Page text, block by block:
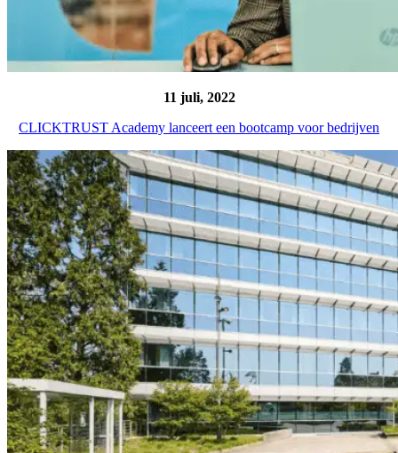
11 juli, 2022
CLICKTRUST Academy lanceert een bootcamp voor bedrijven